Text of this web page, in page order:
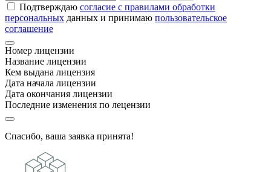
Подтверждаю согласие с правилами обработки
персональных данных и принимаю пользовательское
соглашение
Номер лицензии
Название лицензии
Кем выдана лицензия
Дата начала лицензии
Дата окончания лицензии
Последние изменения по лецензии
Спасибо, ваша заявка принята!